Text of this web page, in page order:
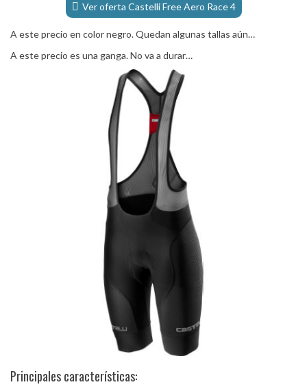
Ver oferta Castelli Free Aero Race 4
A este precio en color negro. Quedan algunas tallas aún…
A este precio es una ganga. No va a durar…
Principales características: